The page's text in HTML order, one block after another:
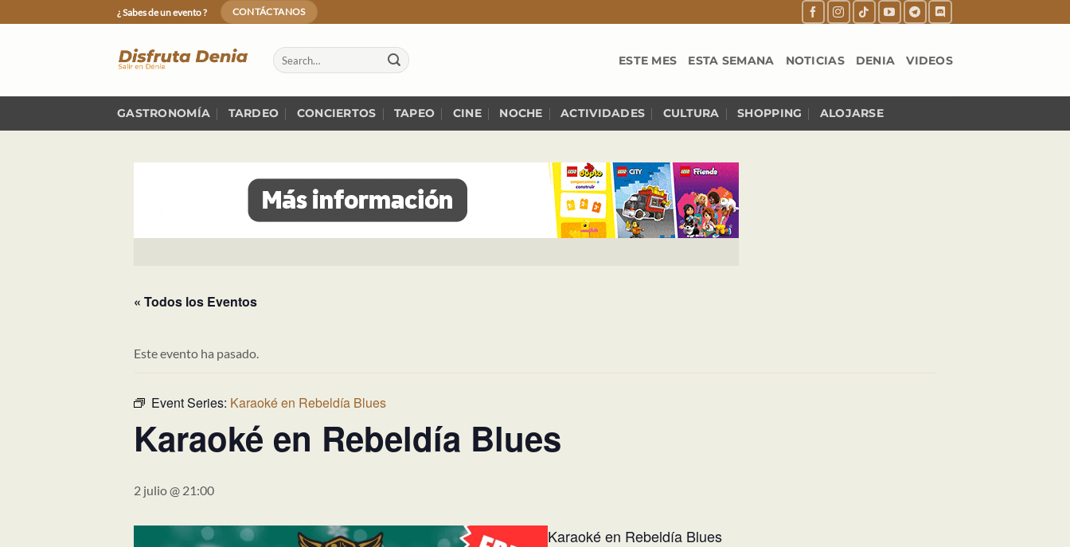
to
¿ Sabes de un evento ? CONTÁCTANOS
ESTE MES ESTA SEMANA NOTICIAS DENIA VIDEOS
GASTRONOMÍA TARDEO CONCIERTOS TAPEO CINE NOCHE ACTIVIDADES CULTURA SHOPPING ALOJARSE
« Todos los Eventos
Este evento ha pasado.
Event Series: Karaoké en Rebeldía Blues
Karaoké en Rebeldía Blues
2 julio @ 21:00
Karaoké en Rebeldía Blues